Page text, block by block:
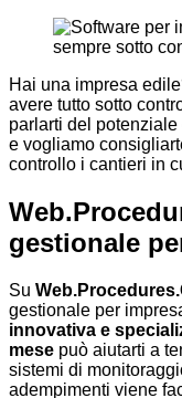
Hai una impresa
avere tutto sotto
parlarti del
e vogliamo
controllo i cantieri in
gestionale
Su
gestionale per
innovativa e
mese può aiutarti a
sistemi di
adempimenti viene